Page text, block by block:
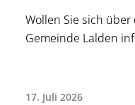
Wollen Sie sich
Gemeinde Lalden
17. Juli 2026